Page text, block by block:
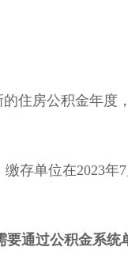
住房公积金年度
存单位在2023年
通过公积金系统